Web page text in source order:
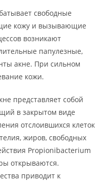
свободные
кожу и вызывающие
возникают
папулезные,
акне. При сильном
кожи.
представляет собой
в закрытом виде
отслоившихся клеток
жиров, свободных
Propionibacterium
открываются.
приводит к